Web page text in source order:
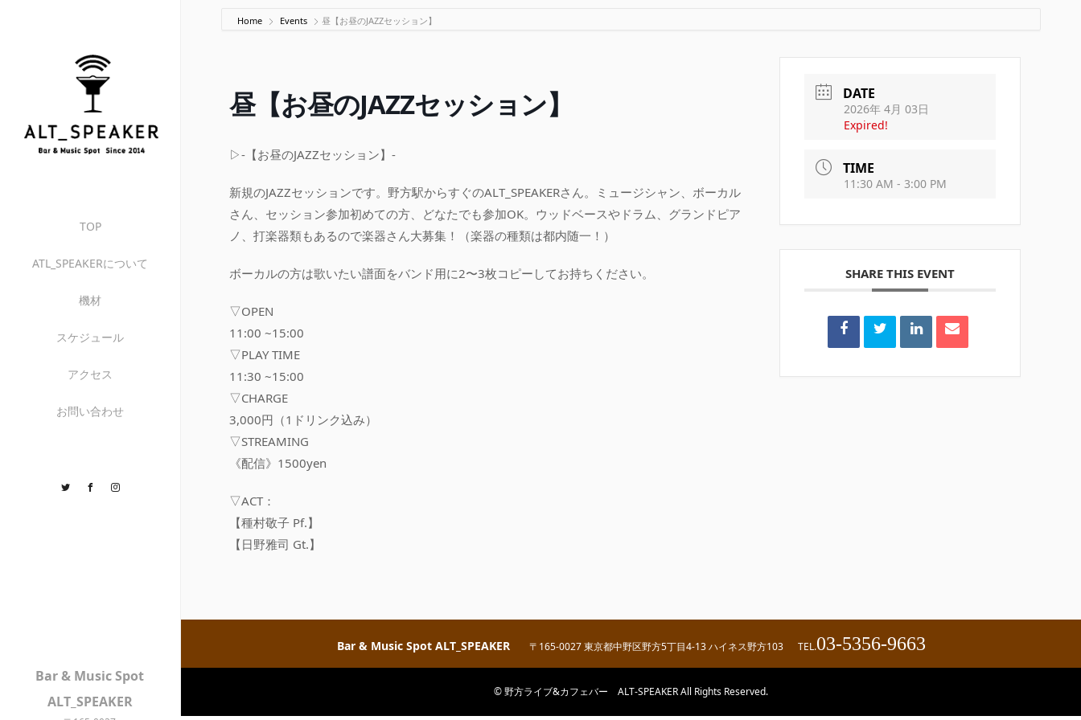
TOP
ATL_SPEAKERについて
機材
スケジュール
アクセス
お問い合わせ
TwitterFacebook
Bar & Music Spot
ALT_SPEAKER
Home Events 昼【お昼のJAZZセッション】
昼【お昼のJAZZセッション】
▷-【お昼のJAZZセッション】-
新規のJAZZセッションです。野方駅からすぐのALT_SPEAKERさん。ミュージシャン、ボーカル
さん、セッション参加初めての方、どなたでも参加OK。ウッドベースやドラム、グランドピア
ノ、打楽器類もあるので楽器さん大募集！（楽器の種類は都内随一！）
ボーカルの方は歌いたい譜面をバンド用に2〜3枚コピーしてお持ちください。
▽OPEN
11:00 ~15:00
▽PLAY TIME
11:30 ~15:00
▽CHARGE
3,000円（1ドリンク込み）
▽STREAMING
《配信》1500yen
▽ACT：
【種村敬子 Pf.】
【日野雅司 Gt.】
DATE
2026年 4月 03日
Expired!
TIME
11:30 AM - 3:00 PM
SHARE THIS EVENT
Bar & Music Spot ALT_SPEAKER 〒165-0027 東京都中野区野方5丁目4-13 ハイネス野方103 TEL.03-5356-9663
© 野方ライブ&カフェバー ALT-SPEAKER All Rights Reserved.